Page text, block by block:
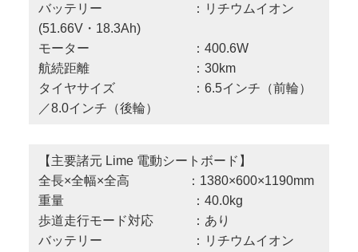
バッテリー ：リチウムイオン
(51.66V・18.3Ah)
モーター ：400.6W
航続距離 ：30km
タイヤサイズ ：6.5インチ（前輪）
／8.0インチ（後輪）
【主要諸元 Lime 電動シートボード】
全長×全幅×全高 ：1380×600×1190mm
重量 ：40.0kg
歩道走行モード対応 ：あり
バッテリー ：リチウムイオン